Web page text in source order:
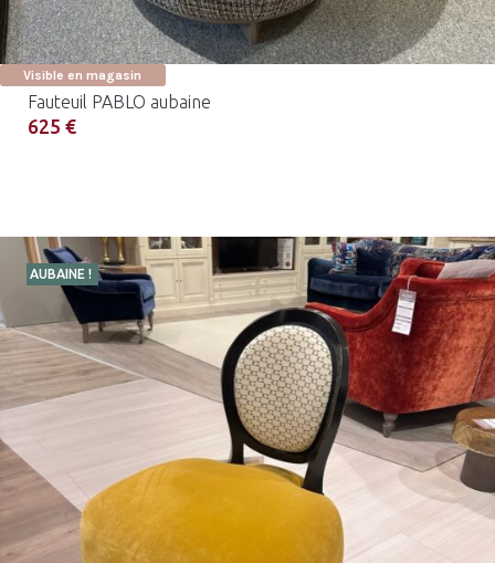
Visible en magasin
Fauteuil PABLO aubaine
625 €
AUBAINE !